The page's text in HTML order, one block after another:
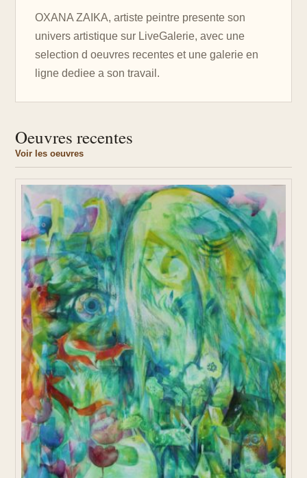
OXANA ZAIKA, artiste peintre presente son
univers artistique sur LiveGalerie, avec une
selection d oeuvres recentes et une galerie en
ligne dediee a son travail.
Oeuvres recentes
Voir les oeuvres